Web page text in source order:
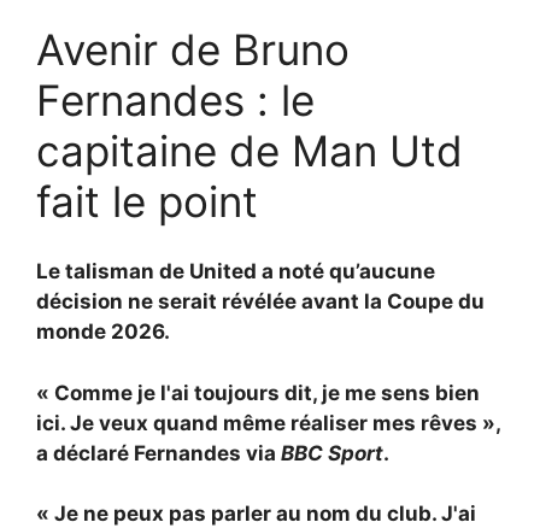
Avenir de Bruno
Fernandes : le
capitaine de Man Utd
fait le point
Le talisman de United a noté qu’aucune
décision ne serait révélée avant la Coupe du
monde 2026.
« Comme je l'ai toujours dit, je me sens bien
ici. Je veux quand même réaliser mes rêves »,
a déclaré Fernandes via BBC Sport.
« Je ne peux pas parler au nom du club. J'ai